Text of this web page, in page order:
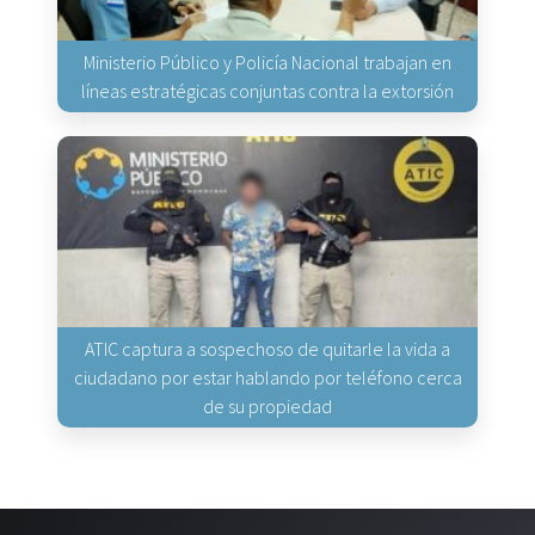
Ministerio Público y Policía Nacional trabajan en
líneas estratégicas conjuntas contra la extorsión
ATIC captura a sospechoso de quitarle la vida a
ciudadano por estar hablando por teléfono cerca
de su propiedad